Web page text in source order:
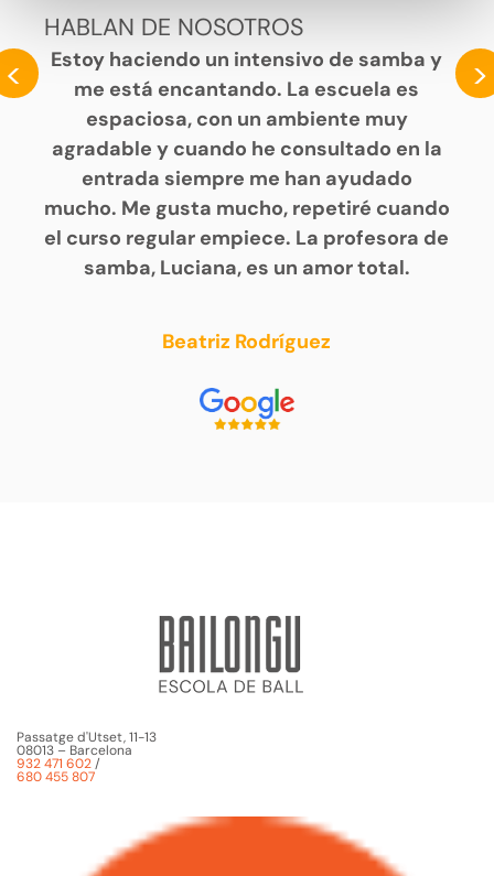
HABLAN DE NOSOTROS
<
Estoy haciendo un intensivo de samba y
me está encantando. La escuela es
espaciosa, con un ambiente muy
agradable y cuando he consultado en la
entrada siempre me han ayudado
mucho. Me gusta mucho, repetiré cuando
el curso regular empiece. La profesora de
samba, Luciana, es un amor total.
Beatriz Rodríguez
>
Passatge d'Utset, 11-13
08013 – Barcelona
932 471 602/
680 455 807